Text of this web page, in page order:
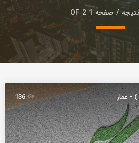
- عمار 136